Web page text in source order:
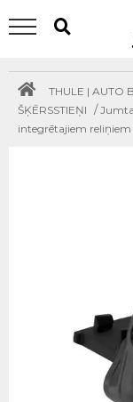
THULE | AUTO
ŠĶĒRSSTIEŅI /
integrētajiem reliņiem